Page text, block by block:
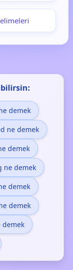
demek
ne demek
demek
ne demek
demek
demek
demek